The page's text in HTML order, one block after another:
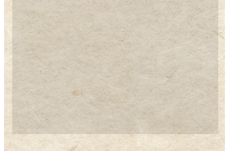
えびす屋 買取金額 10万円